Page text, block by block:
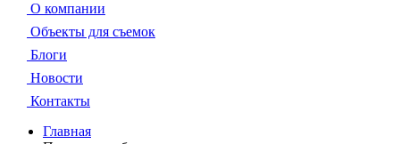
О компании
Объекты для съемок
Блоги
Новости
Контакты
Главная